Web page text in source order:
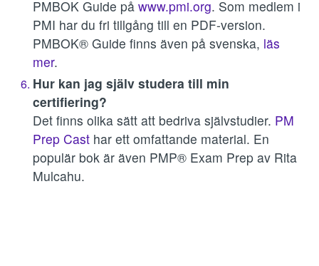
PMBOK Guide på www.pmi.org. Som medlem i
PMI har du fri tillgång till en PDF-version.
PMBOK® Guide finns även på svenska, läs
mer.
Hur kan jag själv studera till min
certifiering?
Det finns olika sätt att bedriva självstudier. PM
Prep Cast har ett omfattande material. En
populär bok är även PMP® Exam Prep av Rita
Mulcahu.